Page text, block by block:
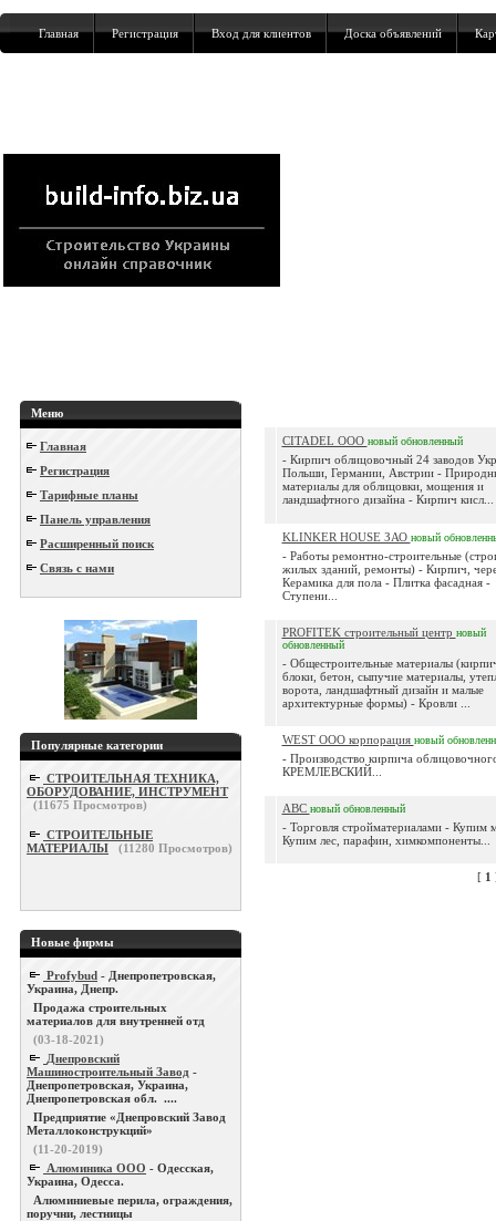
Главная Регистрация Вход для клиентов Доска объявлений
Меню
Главная
Регистрация
Тарифные планы
Панель управления
Расширенный поиск
Связь с нами
Популярные категории
СТРОИТЕЛЬНАЯ ТЕХНИКА,
ОБОРУДОВАНИЕ, ИНСТРУМЕНТ
(11675 Просмотров)
СТРОИТЕЛЬНЫЕ
МАТЕРИАЛЫ
(11280 Просмотров)
Новые фирмы
Profybud - Днепропетровская,
Украина, Днепр.
Продажа строительных
материалов для внутренней отд
(03-18-2021)
Днепровский
Машиностроительный Завод -
Днепропетровская, Украина,
Днепропетровская обл. ....
Предприятие «Днепровский Завод
Металлоконструкций»
(11-20-2019)
Алюминика ООО - Одесская,
Украина, Одесса.
Алюминиевые перила, ограждения,
поручни, лестницы
CITADEL ООО новый обновленный
- Кирпич облицовочный 24 заводов
Польши, Германии, Австрии -
материалы для облицовки, мощения и
ландшафтного дизайна - Кирпич кисл...
KLINKER HOUSE ЗАО новый
- Работы ремонтно-строительные
жилых зданий, ремонты) - Кирпич,
Керамика для пола - Плитка фасадная -
Ступени...
PROFITEK строительный центр новый
обновленный
- Общестроительные материалы
блоки, бетон, сыпучие материалы,
ворота, ландшафтный дизайн и малые
архитектурные формы) - Кровли ...
WEST ООО корпорация новый
- Производство кирпича
КРЕМЛЕВСКИЙ...
АВС новый обновленный
- Торговля стройматериалами - Купим
Купим лес, парафин, химкомпоненты...
[ 1